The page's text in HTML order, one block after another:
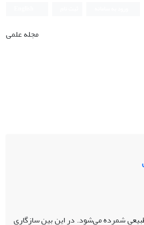
مجله علمی
شمرده می‌شود. در این بین سازگاری